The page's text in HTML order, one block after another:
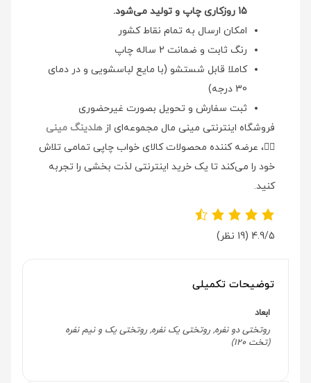
15 روزکاری چاپ و تولید می‌شود.
امکان ارسال به تمام نقاط کشور
رنگ ثابت و ضمانت 2 ساله چاپ
کاملا قابل شستشو (با مایع لباسشویی و در دمای
30 درجه)
ثبت سفارش و تحویل بصورت غیرحضوری
فروشگاه اینترنتی مینی مال مجموعه‌ای ازهلدینگ مینی
👉🏻، عرضه کننده محصولات کالای خواب چاپی تمامی تلاش
خود را می‌کند تا یک خرید اینترنتی لذت بخشی را تجربه
کنید.
4.9/5 (19 نظر)
توضیحات تکمیلی
ابعاد
روتختی دو نفره, روتختی یک نفره, روتختی یک و نیم نفره
(تخت 120)